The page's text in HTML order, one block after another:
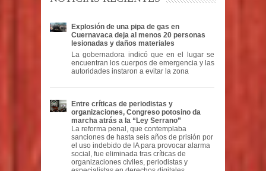
Explosión de una pipa de gas en
Cuernavaca deja al menos 20 personas
lesionadas y daños materiales
La gobernadora indicó que en el lugar se
encuentran los cuerpos de emergencia y las
autoridades instaron a evitar la zona
Entre críticas de periodistas y
organizaciones, Congreso potosino da
marcha atrás a la “Ley Serrano”
La reforma penal, que contemplaba
sanciones de hasta seis años de prisión por
el uso indebido de IA para provocar alarma
social, fue eliminada tras críticas de
organizaciones civiles, periodistas y